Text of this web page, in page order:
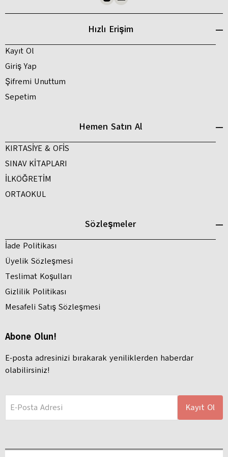
Hızlı Erişim
Kayıt Ol
Giriş Yap
Şifremi Unuttum
Sepetim
Hemen Satın Al
KIRTASİYE & OFİS
SINAV KİTAPLARI
İLKÖĞRETİM
ORTAOKUL
Sözleşmeler
İade Politikası
Üyelik Sözleşmesi
Teslimat Koşulları
Gizlilik Politikası
Mesafeli Satış Sözleşmesi
Abone Olun!
E-posta adresinizi bırakarak yeniliklerden haberdar
olabilirsiniz!
E-Posta Adresi Kayıt Ol